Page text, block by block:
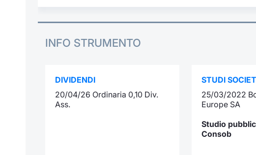
INFO STRUMENTO
DIVIDENDI
20/04/26 Ordinaria 0,10 Div.
Ass.
STUDI
25/03/2022
Europe SA
Studio
Consob